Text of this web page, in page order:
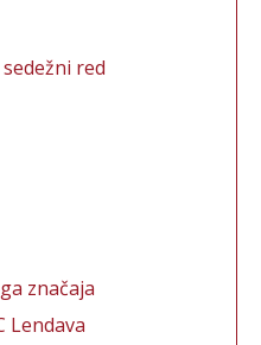
red
značaja
Lendava